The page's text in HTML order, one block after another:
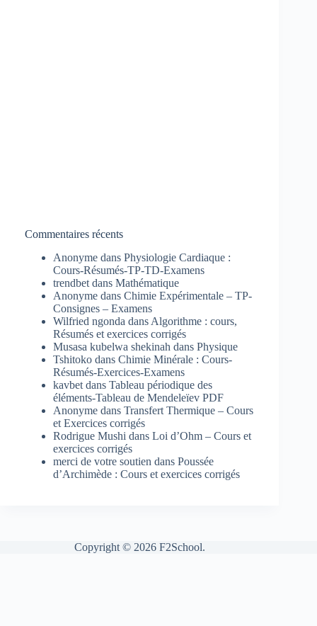
Commentaires récents
Anonyme dans Physiologie Cardiaque :
Cours-Résumés-TP-TD-Examens
trendbet dans Mathématique
Anonyme dans Chimie Expérimentale – TP-
Consignes – Examens
Wilfried ngonda dans Algorithme : cours,
Résumés et exercices corrigés
Musasa kubelwa shekinah dans Physique
Tshitoko dans Chimie Minérale : Cours-
Résumés-Exercices-Examens
kavbet dans Tableau périodique des
éléments-Tableau de Mendeleïev PDF
Anonyme dans Transfert Thermique – Cours
et Exercices corrigés
Rodrigue Mushi dans Loi d’Ohm – Cours et
exercices corrigés
merci de votre soutien dans Poussée
d’Archimède : Cours et exercices corrigés
Copyright © 2026 F2School.